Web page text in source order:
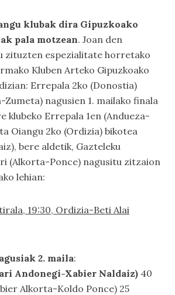
klubak dira Gipuzkoako
pala motzean. Joan den
zituzten espezialitate horretako
Kluben Arteko Gipuzkoako
Errepala 2ko (Donostia)
Zumeta) nagusien 1. mailako finala
klubeko Errepala 1en (Andueza-
Oiangu 2ko (Ordizia) bikotea
bere aldetik, Gazteleku
(Alkorta-Ponce) nagusitu zitzaion
lehian:
19:30, Ordizia-Beti Alai
2. maila:
Andonegi-Xabier Naldaiz) 40
Alkorta-Koldo Ponce) 25